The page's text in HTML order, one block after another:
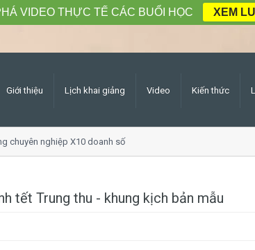
Giới thiệu Lịch khai giảng Video Kiến thức
nghiệp X10 doanh số
tết Trung thu - khung kịch bản mẫu
VIDEO THỰC TẾ CÁC BUỔI HỌC XEM